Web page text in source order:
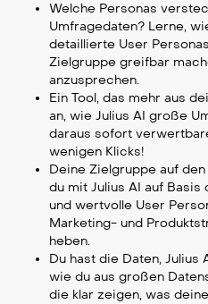
Welche Personas
Umfragedaten? Lerne,
detaillierte User
Zielgruppe greifbar
anzusprechen.
Ein Tool, das mehr aus
an, wie Julius AI große
daraus sofort
wenigen Klicks!
Deine Zielgruppe auf
du mit Julius AI auf
und wertvolle User
Marketing- und
heben.
Du hast die Daten, Julius
wie du aus großen
die klar zeigen, was